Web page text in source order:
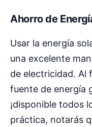
Ahorro de
Usar la energía
una excelente
de electricidad. Al
fuente de energía
¡disponible todos
práctica, notarás